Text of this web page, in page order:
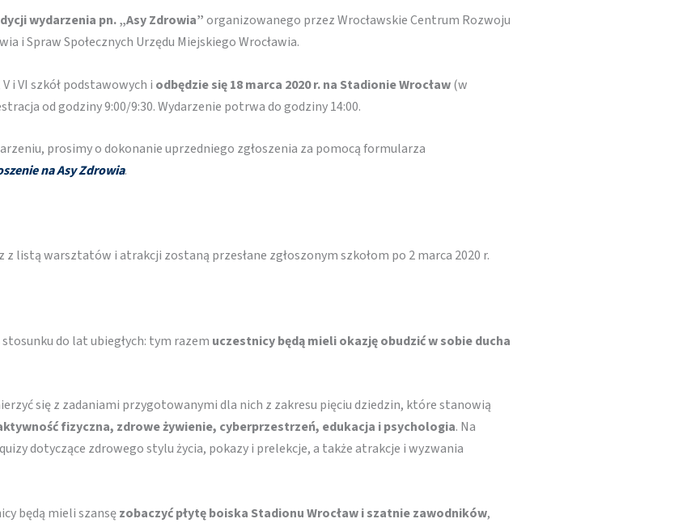
wydarzenia pn. „Asy Zdrowia”organizowanego przez Wrocławskie Centrum Rozwoju
i Spraw Społecznych Urzędu Miejskiego Wrocławia.
i VI szkół podstawowych i odbędzie się 18 marca 2020 r. na Stadionie Wrocław(w
od godziny 9:00/9:30. Wydarzenie potrwa do godziny 14:00.
prosimy o dokonanie uprzedniego zgłoszenia za pomocą formularza
na Asy Zdrowia.
z listą warsztatów i atrakcji zostaną przesłane zgłoszonym szkołom po 2 marca 2020 r.
do lat ubiegłych: tym razem uczestnicy będą mieli okazję obudzić w sobie ducha
się z zadaniami przygotowanymi dla nich z zakresu pięciu dziedzin, które stanowią
fizyczna, zdrowe żywienie, cyberprzestrzeń, edukacja i psychologia. Na
dotyczące zdrowego stylu życia, pokazy i prelekcje, a także atrakcje i wyzwania
będą mieli szansęzobaczyć płytę boiska Stadionu Wrocław i szatnie zawodników,